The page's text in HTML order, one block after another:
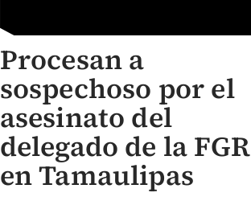
Procesan a
sospechoso por el
asesinato del
delegado de la FGR
en Tamaulipas